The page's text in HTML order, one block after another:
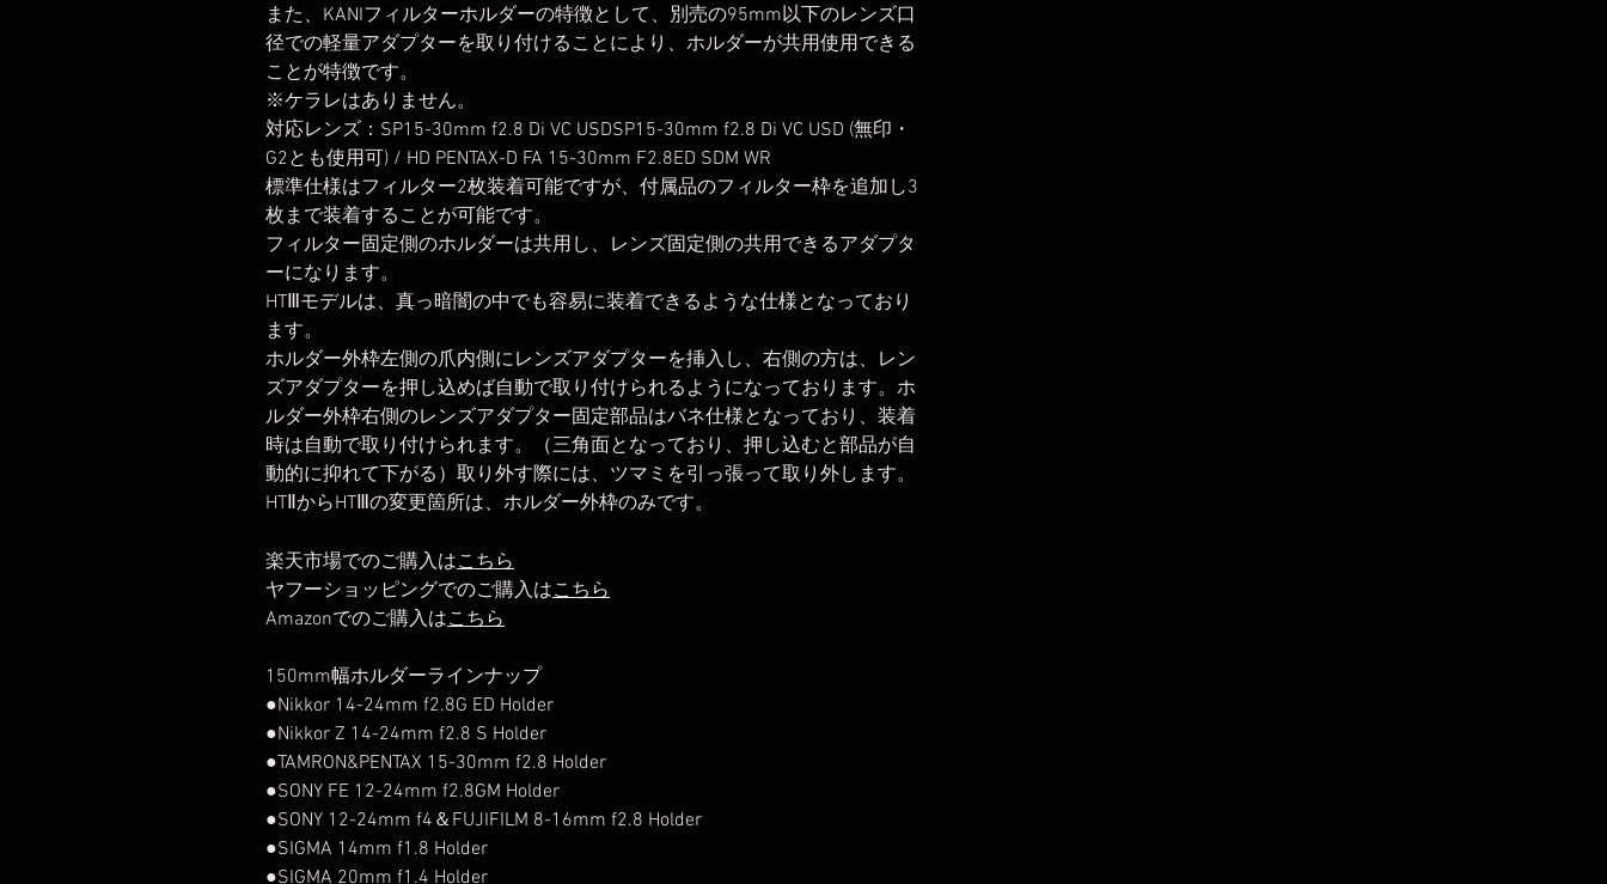
また、KANIフィルターホルダーの特徴として、別売の95mm以下のレンズ口
径での軽量アダプターを取り付けることにより、ホルダーが共用使用できる
ことが特徴です。
※ケラレはありません。
対応レンズ：SP15-30mm f2.8 Di VC USDSP15-30mm f2.8 Di VC USD (無印・
G2とも使用可) / HD PENTAX-D FA 15-30mm F2.8ED SDM WR
標準仕様はフィルター2枚装着可能ですが、付属品のフィルター枠を追加し3
枚まで装着することが可能です。
フィルター固定側のホルダーは共用し、レンズ固定側の共用できるアダプタ
ーになります。
HTⅢモデルは、真っ暗闇の中でも容易に装着できるような仕様となっており
ます。
ホルダー外枠左側の爪内側にレンズアダプターを挿入し、右側の方は、レン
ズアダプターを押し込めば自動で取り付けられるようになっております。ホ
ルダー外枠右側のレンズアダプター固定部品はバネ仕様となっており、装着
時は自動で取り付けられます。（三角面となっており、押し込むと部品が自
動的に抑れて下がる）取り外す際には、ツマミを引っ張って取り外します。
HTⅡからHTⅢの変更箇所は、ホルダー外枠のみです。
楽天市場でのご購入はこちら
ヤフーショッピングでのご購入はこちら
Amazonでのご購入はこちら
150mm幅ホルダーラインナップ
●Nikkor 14-24mm f2.8G ED Holder
●Nikkor Z 14-24mm f2.8 S Holder
●TAMRON&PENTAX 15-30mm f2.8 Holder
●SONY FE 12-24mm f2.8GM Holder
●SONY 12-24mm f4＆FUJIFILM 8-16mm f2.8 Holder
●SIGMA 14mm f1.8 Holder
●SIGMA 20mm f1.4 Holder